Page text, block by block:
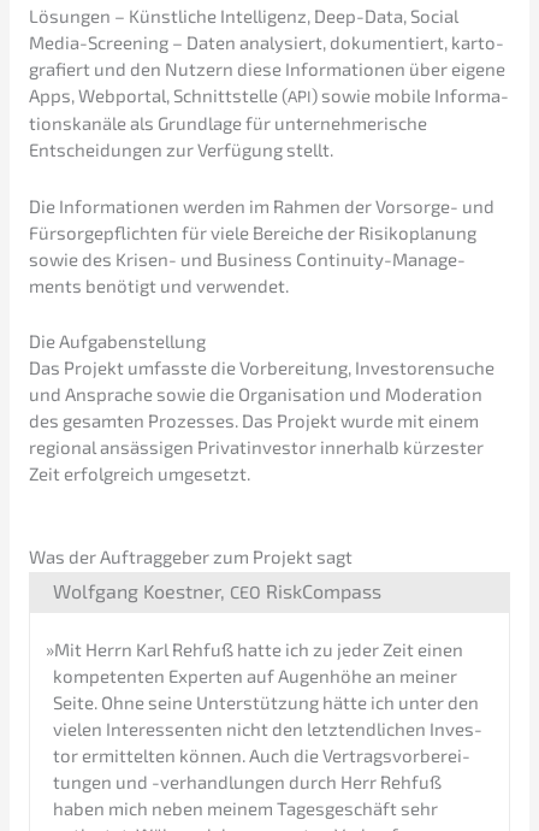
Lösun­gen – Künst­li­che Intel­li­genz, Deep-Data, Social
Media-Scree­ning – Daten analy­siert, dokumen­tiert, karto­
gra­fiert und den Nutzern diese Infor­ma­tio­nen über eigene
Apps, Webpor­tal, Schnitt­stel­le (API) sowie mobile Infor­ma­
ti­ons­ka­nä­le als Grund­la­ge für unter­neh­me­ri­sche
Entschei­dun­gen zur Verfü­gung stellt.
Die Infor­ma­tio­nen werden im Rahmen der Vorsor­ge- und
Fürsor­ge­pflich­ten für viele Berei­che der Risiko­pla­nung
sowie des Krisen- und Business Conti­nui­ty-Manage­
ments benötigt und verwendet.
Die Aufga­ben­stel­lung
Das Projekt umfass­te die Vorbe­rei­tung, Inves­to­ren­su­che
und Anspra­che sowie die Organi­sa­ti­on und Modera­ti­on
des gesam­ten Prozes­ses. Das Projekt wurde mit einem
regio­nal ansäs­si­gen Privat­in­ves­tor inner­halb kürzes­ter
Zeit erfolg­reich umgesetzt.
Was der Auftrag­ge­ber zum Projekt sagt
Wolfgang Koest­ner, CEO RiskCompass
»Mit Herrn Karl Rehfuß hatte ich zu jeder Zeit einen
kompe­ten­ten Exper­ten auf Augen­hö­he an meiner
Seite. Ohne seine Unter­stüt­zung hätte ich unter den
vielen Inter­es­sen­ten nicht den letzt­end­li­chen Inves­
tor ermit­tel­ten können. Auch die Vertrags­vor­be­rei­
tun­gen und -verhand­lun­gen durch Herr Rehfuß
haben mich neben meinem Tages­ge­schäft sehr